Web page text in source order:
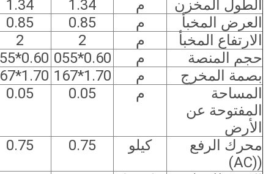
الطول المخزن
م 1.34
1.34
العرض المخبأ
م 0.85
0.85
الارتفاع المخبأ
م 2
2
حجم المنصة
م 0.60*055
0.60*055
بصمة المخرج
م 1.70*167
1.70*167
المساحة
المفتوحة عن
الأرض
م 0.05
0.05
محرك الرفع
((AC)
كيلو 0.75
0.75